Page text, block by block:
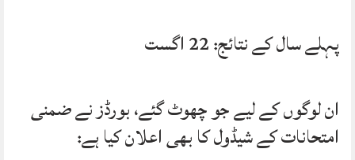
پہلے سال کے نتائج: 22 اگست
ان لوگوں کے لیے جو چھوٹ گئے، بورڈز نے ضمنی
امتحانات کے شیڈول کا بھی اعلان کیا ہے: